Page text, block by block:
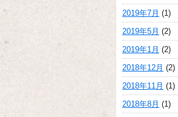
2019年7月 (1)
2019年5月 (2)
2019年1月 (2)
2018年12月 (2)
2018年11月 (1)
2018年8月 (1)